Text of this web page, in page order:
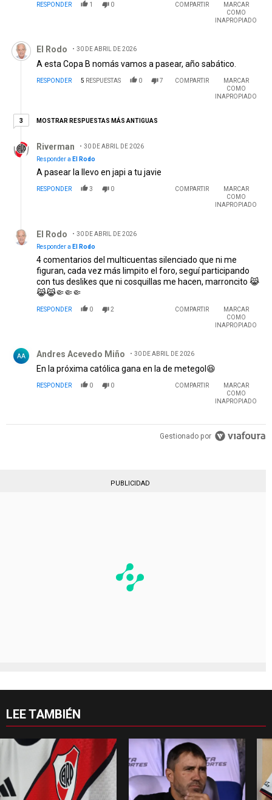
RESPONDER 1 0 COMPARTIR
MARCAR
COMO
INAPROPIADO
Comentario de El Rodo.
El Rodo 30 DE ABRIL DE 2026
A esta Copa B nomás vamos a pasear, año sabático.
RESPONDER 5 RESPUESTAS 0 7 COMPARTIR
MARCAR
COMO
INAPROPIADO
33 respuestas más antiguas
MOSTRAR RESPUESTAS MÁS ANTIGUAS
Riverman
30 DE ABRIL DE 2026
Responder a El Rodo
A pasear la llevo en japi a tu javie
RESPONDER 3 0 COMPARTIR
MARCAR
COMO
INAPROPIADO
El Rodo
30 DE ABRIL DE 2026
Responder a El Rodo
4 comentarios del multicuentas silenciado que ni me
figuran, cada vez más limpito el foro, seguí participando
con tus deslikes que ni cosquillas me hacen, marroncito 😹
😹😹🤏🤏🤏
RESPONDER 0 2 COMPARTIR
MARCAR
COMO
INAPROPIADO
AA Andres Acevedo Miño 30 DE ABRIL DE 2026
En la próxima católica gana en la de metegol😆
RESPONDER 0 0 COMPARTIR
MARCAR
COMO
INAPROPIADO
Gestionado por
PUBLICIDAD
LEE TAMBIÉN